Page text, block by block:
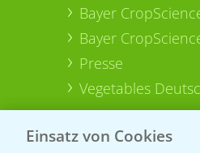
Bayer
Bayer
Presse
Vegetables
Einsatz von Cookies